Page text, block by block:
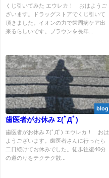
くじ引いてみた エウレカ！ おはようご
ざいます。ドラッグストアでくじ引いて
頂きました。イオンの力で歯周病ケア出
来るらしいです。ブラウンを長年...
blog
歯医者がお休み Σ(ﾟДﾟ)
歯医者がお休み Σ(ﾟДﾟ) エウレカ！ おは
ようございます。歯医者さんに行ったら
二日続けてお休みでした。徒歩往復40分
の道のりをテクテク散...